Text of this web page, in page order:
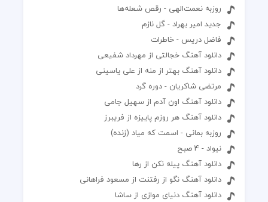
روزبه نعمت‌الهی - رقص شعله‌ها
جدید امیر بهراد - گل نازم
فاضل دریس - خاطرات
دانلود آهنگ خجالتی از مهرداد شفیعی
دانلود آهنگ بهتر از منه از علی یاسینی
مرتضی شاکریان - دوره گرد
دانلود آهنگ اون آدم از سهیل جامی
دانلود آهنگ هر روزم پاییزه از فریبرز
روزبه بمانی - اسمت که میاد (زنده)
نیواد - 4 صبح
دانلود آهنگ پیله نکن از رها
دانلود آهنگ نگو از رفتنت از مسعود فراهانی
دانلود آهنگ دنیای موازی از ساشا